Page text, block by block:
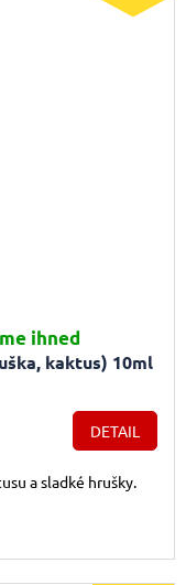
kaktus) 10ml
ihned
DETAIL
a sladké hrušky.